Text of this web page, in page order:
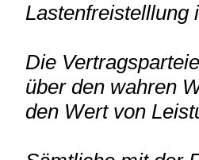
Lastenfreistelllung
Die
über den wahren
den Wert von